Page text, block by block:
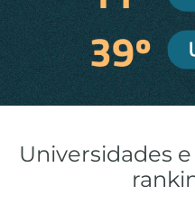
Universidades